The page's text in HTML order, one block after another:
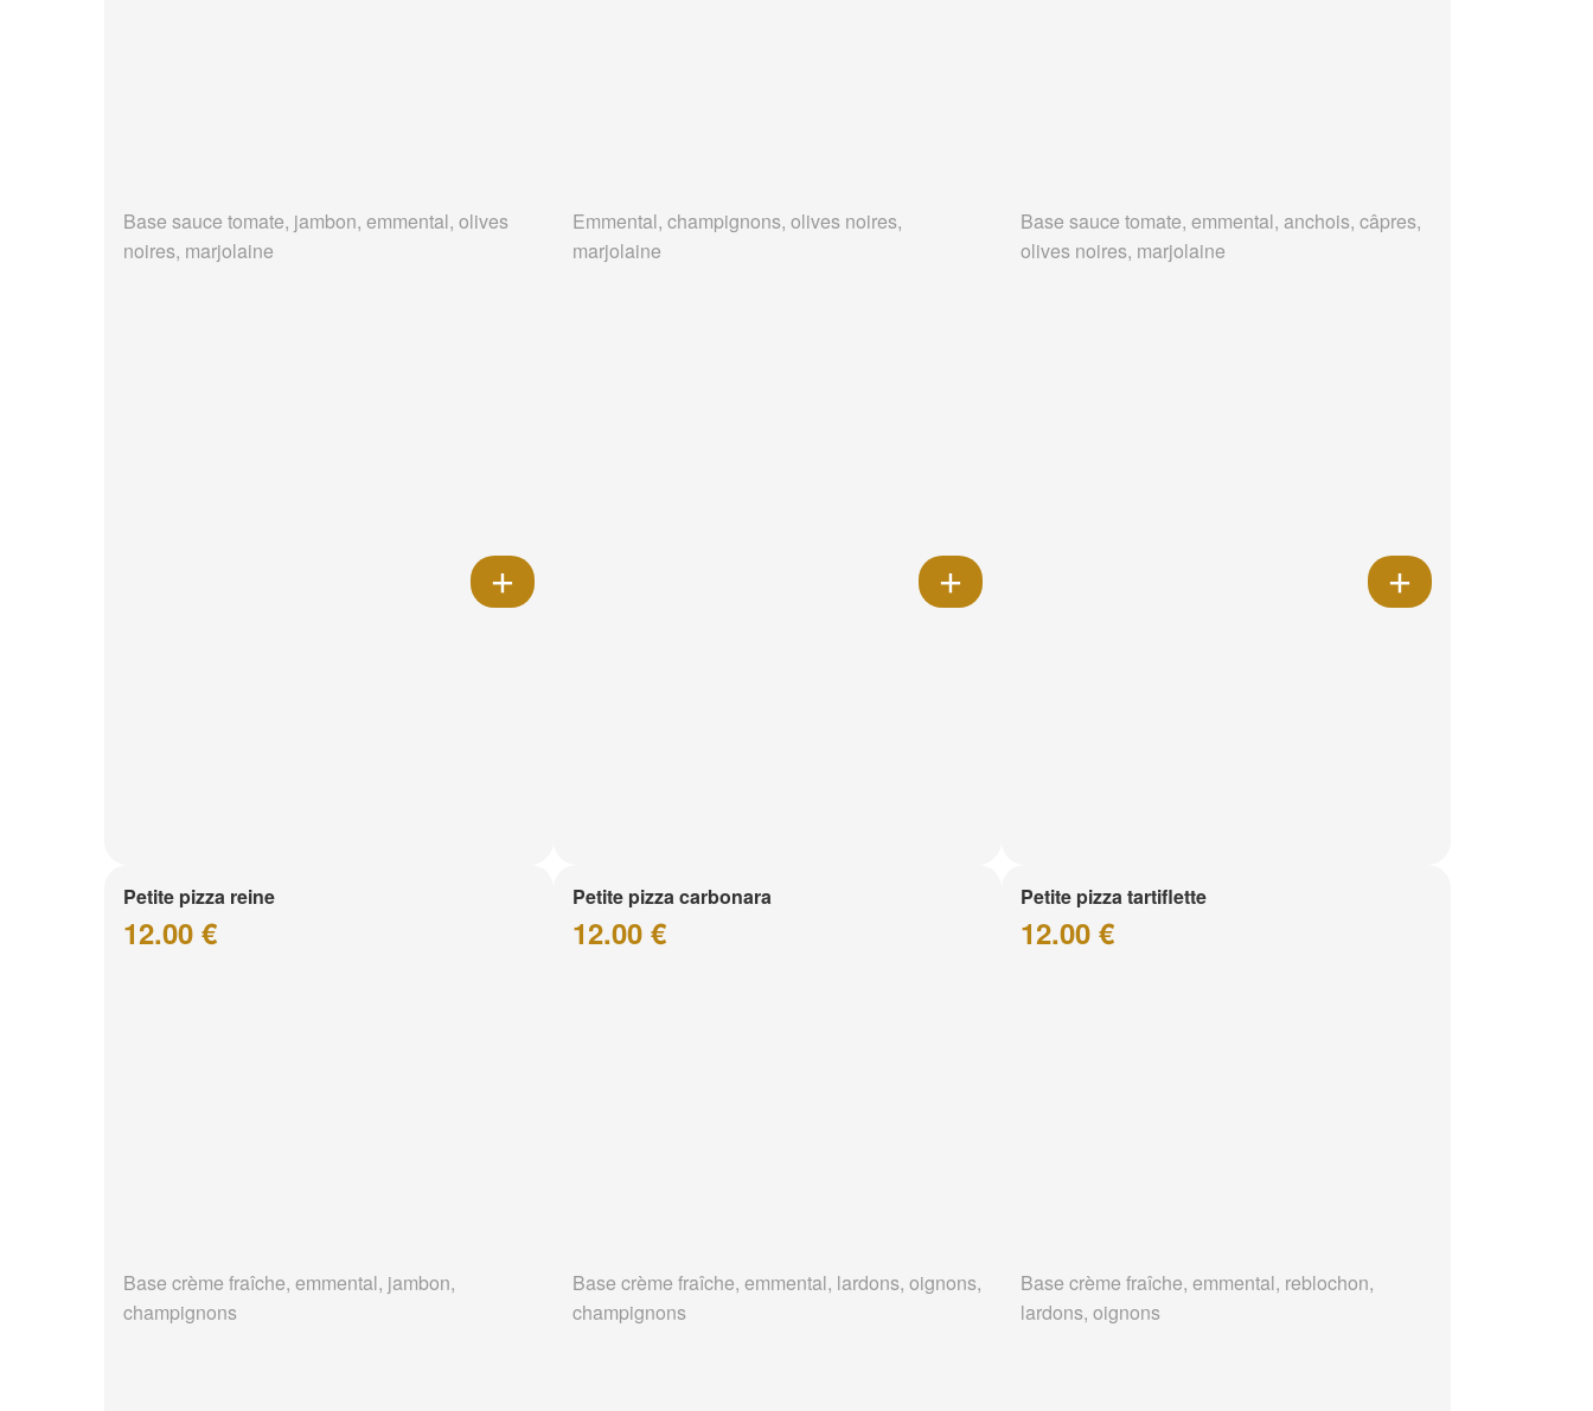
Base sauce tomate, jambon, emmental, olives
noires, marjolaine
Emmental, champignons, olives noires,
marjolaine
Base sauce tomate, emmental, anchois, câpres,
olives noires, marjolaine
Petite pizza reine
12.00 €
Base crème fraîche, emmental, jambon,
champignons
Petite pizza carbonara
12.00 €
Base crème fraîche, emmental, lardons, oignons,
champignons
Petite pizza tartiflette
12.00 €
Base crème fraîche, emmental, reblochon,
lardons, oignons